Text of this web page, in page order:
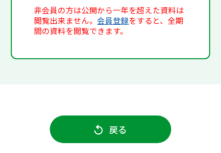
非会員の方は公開から一年を超えた資料は
閲覧出来ません。会員登録をすると、全期
間の資料を閲覧できます。
戻る